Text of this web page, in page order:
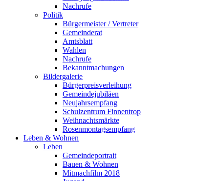
Nachrufe
Politik
Bürgermeister / Vertreter
Gemeinderat
Amtsblatt
Wahlen
Nachrufe
Bekanntmachungen
Bildergalerie
Bürgerpreisverleihung
Gemeindejubiläen
Neujahrsempfang
Schulzentrum Finnentrop
Weihnachtsmärkte
Rosenmontagsempfang
Leben & Wohnen
Leben
Gemeindeportrait
Bauen & Wohnen
Mitmachfilm 2018